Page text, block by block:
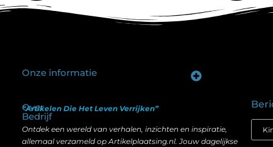
Over
Bedrijf
“Artikelen Die Het Leven Verrijken”
Ontdek een wereld van verhalen, inzichten en inspiratie,
allemaal verzameld op Artikelplaatsing.nl. Jouw dagelijkse
Onze informatie